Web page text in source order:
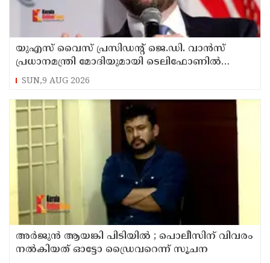
യുഎസ് വൈസ് പ്രസിഡന്റ് ജെ.ഡി. വാന്‍സ്
പ്രധാനമന്ത്രി മോദിയുമായി ടെലിഫോണില്‍
സംഭാഷണം നടത്തി
SUN,9 AUG 2026
അര്‍ജുന്‍ ആയങ്കി പിടിയില്‍ ; പൊലീസിന് വിവരം
നല്‍കിയത് ഓട്ടോ ഡ്രൈവറെന്ന് സൂചന